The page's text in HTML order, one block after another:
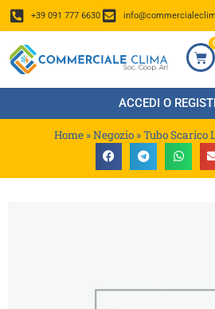
+39 091 777 6630
ACCEDI O
Home »Negozio »Tubo Scarico